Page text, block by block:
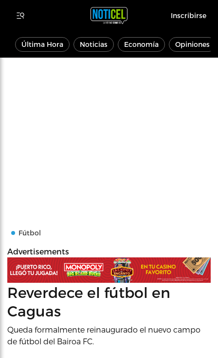
Inscribirse
Última Hora Noticias Economía Opiniones
Fútbol
Advertisements
Reverdece el fútbol en
Caguas
Queda formalmente reinaugurado el nuevo campo
de fútbol del Bairoa FC.